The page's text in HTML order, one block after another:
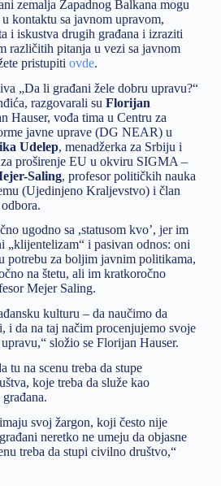
zemalja Zapadnog Balkana mogu
kontaktu sa javnom upravom,
i iskustva drugih građana i izraziti
različitih pitanja u vezi sa javnom
pristupiti ovde.
„Da li građani žele dobru upravu?“
razgovarali su Florijan
Hauser, vođa tima u Centru za
javne uprave (DG NEAR) u
Udelep, menadžerka za Srbiju i
za proširenje EU u okviru SIGMA –
Saling, profesor političkih nauka
(Ujedinjeno Kraljevstvo) i član
ugodno sa ,statusom kvo’, jer im
„klijentelizam“ i pasivan odnos: oni
potrebu za boljim javnim politikama,
na štetu, ali im kratkoročno
Mejer Saling.
kulturu – da naučimo da
i da na taj načim procenjujemo svoje
složio se Florijan Hauser.
tu na scenu treba da stupe
koje treba da služe kao
svoj žargon, koji često nije
neretko ne umeju da objasne
treba da stupi civilno društvo,“